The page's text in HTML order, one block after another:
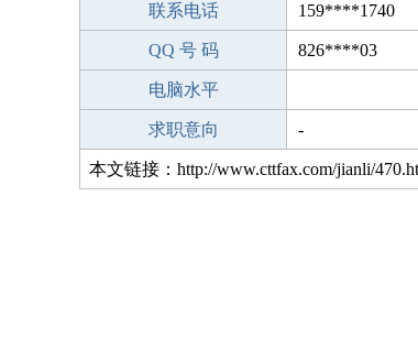
联系电话 159****1740
QQ 号 码 826****03
电脑水平
求职意向 -
本文链接：http://www.cttfax.com/jianli/